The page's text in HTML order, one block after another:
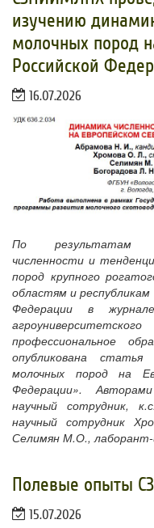
изучению
молочных пород
Российской
16.07.2026
По результатам
численности и
пород крупного
областям и республикам
Федерации в
профессиональное
опубликована
молочных пород на
Федерации».
научный сотрудник,
научный сотрудник
Селимян М.О., лаборант-
Полевые опыты
15.07.2026